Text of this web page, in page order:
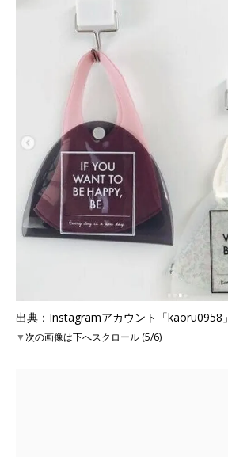
出典：Instagramアカウント「kaoru0958」
▼次の画像は下へスクロール (5/6)